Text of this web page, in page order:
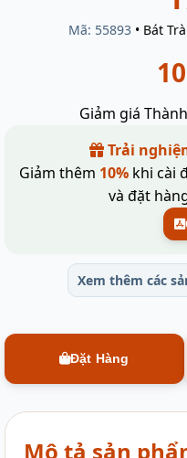
Mã: 55893 • Bát
Giảm giá
Trải
Giảm thêm 10% khi cài
và đặt
Xem thêm các
Đặt Hàng
Mô tả sản